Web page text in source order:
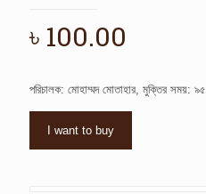
৳ 100.00
পরিচালক: মোহাম্মদ মোতাহার, মুক্তির সময়: ৯৫
I want to buy